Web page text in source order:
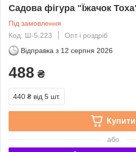
Садова фігура "Їжачок
Під замовлення
Код: Ш-5.223
Опт і роздріб
Відправка з 12 серпня 2026
488 ₴
440 ₴ від 5 шт.
Купити
або